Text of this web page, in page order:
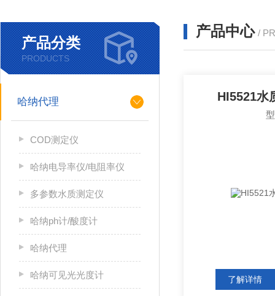
产品分类
PRODUCTS
哈纳代理
COD测定仪
哈纳电导率仪/电阻率仪
多参数水质测定仪
哈纳ph计/酸度计
哈纳代理
哈纳可见光光度计
产品中心 /
HI5521水
了解详情